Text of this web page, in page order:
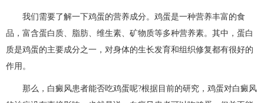
我们需要了解一下鸡蛋的营养成分。鸡蛋是一种营养丰富的食
品，富含蛋白质、脂肪、维生素、矿物质等多种营养素。其中，蛋白
质是鸡蛋的主要成分之一，对身体的生长发育和组织修复都有很好的
作用。
那么，白癜风患者能否吃鸡蛋呢?根据目前的研究，鸡蛋对白癜风